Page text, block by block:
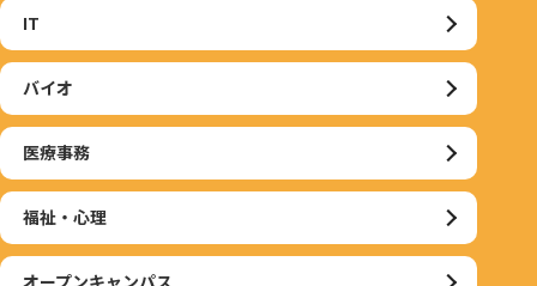
IT
バイオ
医療事務
福祉・心理
オープンキャンパス